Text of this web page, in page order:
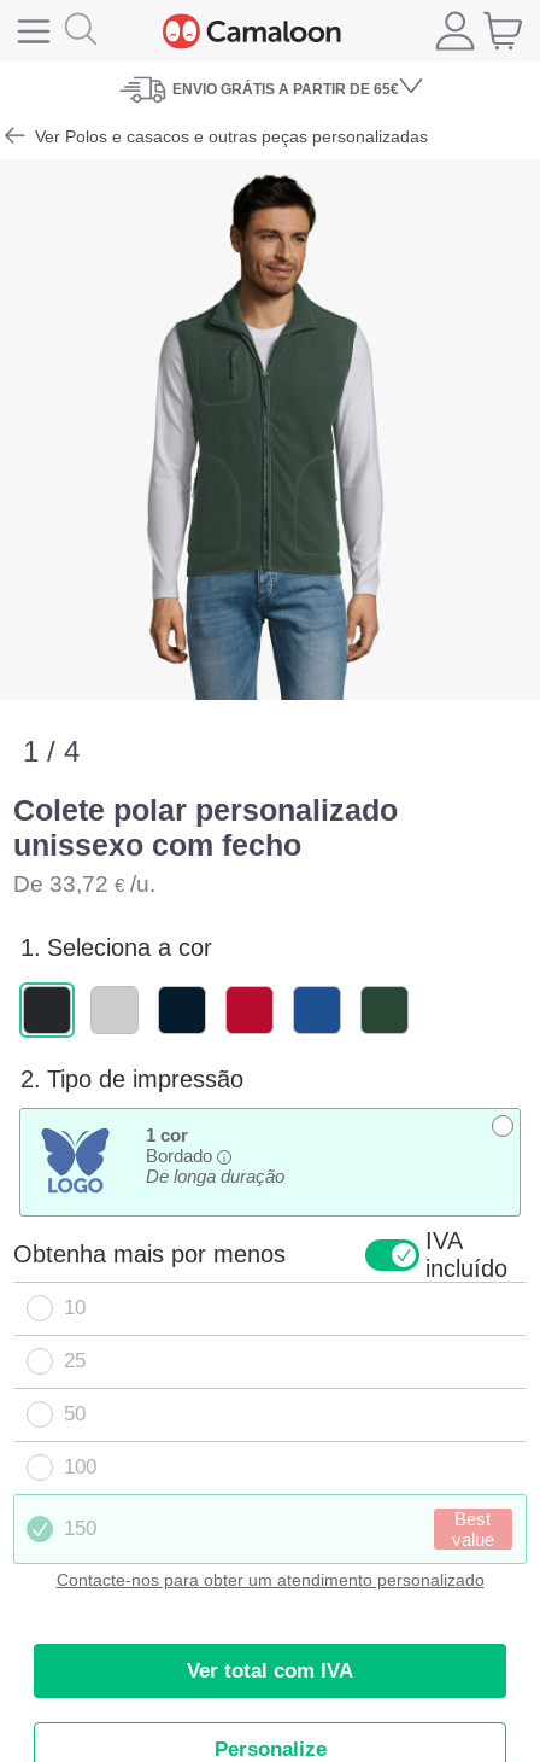
ENVIO GRÁTIS A PARTIR DE 65€
Ver Polos e casacos e outras peças personalizadas
1 / 4
Colete polar personalizado
unissexo com fecho
De 33,72 € /u.
1. Seleciona a cor
2. Tipo de impressão
1 cor
Bordado
i
De longa duração
Obtenha mais por menos
IVA
incluído
10
25
50
100
150
Best
value
Contacte-nos para obter um atendimento personalizado
Ver total com IVA
Personalize